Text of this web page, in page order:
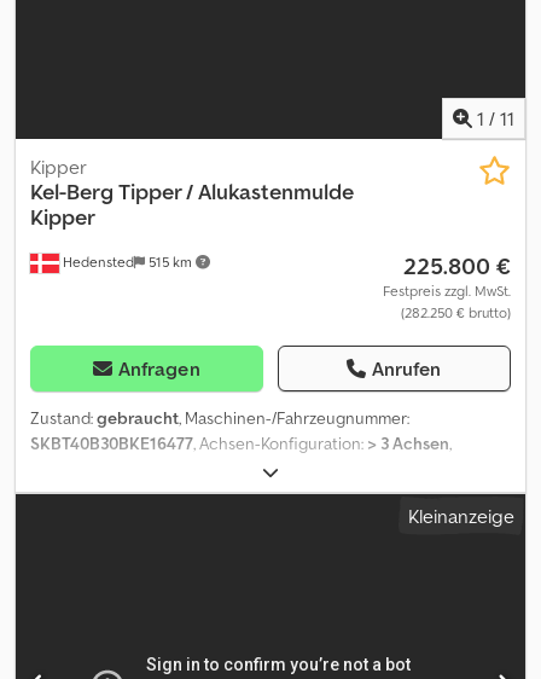
1 / 11
Hedensted 515 km
Kipper
Kel-Berg Tipper / Alukastenmulde
Kipper
225.800 €
Festpreis zzgl. MwSt.
(282.250 € brutto)
Anfragen Anrufen
Zustand:gebraucht, Maschinen-/Fahrzeugnummer:
SKBT40B30BKE16477, Achsen-Konfiguration: > 3 Achsen,
, Radstand:7.800 mm
2011, = Weitere Optionen und Zubehör = - Luftfederung hinten -
Luftfederung vorn - Trommelbremssystem = Weitere
Lastas Sales, um weitere Informationen zu erhalten.
Kleinanzeige